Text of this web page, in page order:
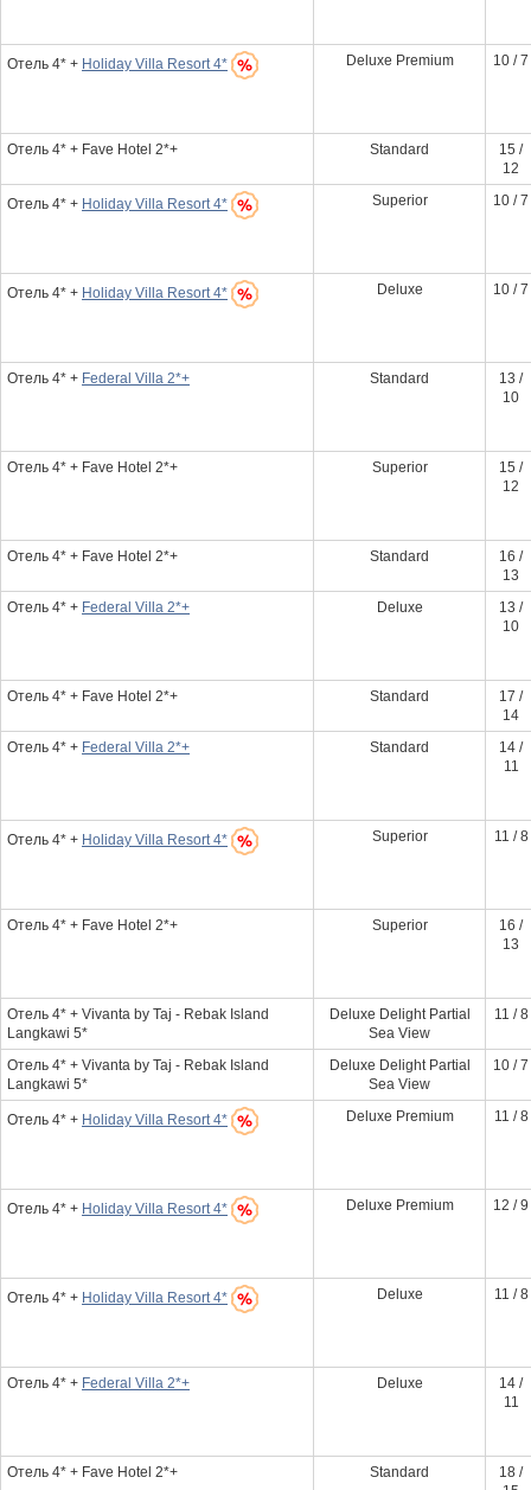
Отель 4* + Holiday Villa Resort 4* Deluxe Premium 10 / 7
Отель 4* + Fave Hotel 2*+ Standard
15 /
12
Отель 4* + Holiday Villa Resort 4* Superior 10 / 7
Отель 4* + Holiday Villa Resort 4* Deluxe 10 / 7
Отель 4* + Federal Villa 2*+ Standard
13 /
10
Отель 4* + Fave Hotel 2*+ Superior
15 /
12
Отель 4* + Fave Hotel 2*+ Standard
16 /
13
Отель 4* + Federal Villa 2*+ Deluxe
13 /
10
Отель 4* + Fave Hotel 2*+ Standard
17 /
14
Отель 4* + Federal Villa 2*+ Standard
14 /
11
Отель 4* + Holiday Villa Resort 4* Superior 11 / 8
Отель 4* + Fave Hotel 2*+ Superior
16 /
13
Отель 4* + Vivanta by Taj - Rebak Island
Langkawi 5*
Deluxe Delight Partial
Sea View
11 / 8
Отель 4* + Vivanta by Taj - Rebak Island
Langkawi 5*
Deluxe Delight Partial
Sea View
10 / 7
Отель 4* + Holiday Villa Resort 4* Deluxe Premium 11 / 8
Отель 4* + Holiday Villa Resort 4* Deluxe Premium 12 / 9
Отель 4* + Holiday Villa Resort 4* Deluxe 11 / 8
Отель 4* + Federal Villa 2*+ Deluxe
14 /
11
Отель 4* + Fave Hotel 2*+ Standard
18 /